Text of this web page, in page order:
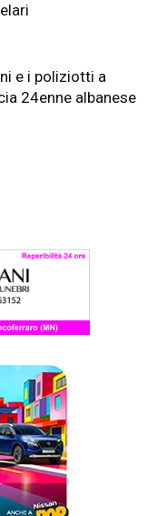
e i poliziotti a
24enne albanese